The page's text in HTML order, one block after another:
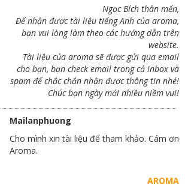
Ngọc Bích thân mến,
Để nhận được tài liệu tiếng Anh của aroma,
bạn vui lòng làm theo các hướng dẫn trên
website.
Tài liệu của aroma sẽ được gửi qua email
cho bạn, bạn check email trong cả inbox và
spam để chắc chắn nhận được thông tin nhé!
Chúc bạn ngày mới nhiều niềm vui!
Mailanphuong
Cho mình xin tài liệu để tham khảo. Cám ơn
Aroma.
AROMA